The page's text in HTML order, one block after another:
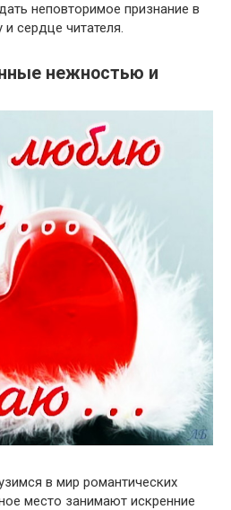
неповторимое признание в
сердце читателя.
нежностью и
в мир романтических
место занимают искренние